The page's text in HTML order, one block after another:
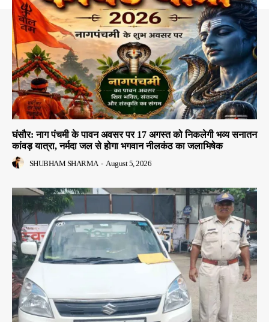
घंसौर: नाग पंचमी के पावन अवसर पर 17 अगस्त को निकलेगी भव्य सनातन
कांवड़ यात्रा, नर्मदा जल से होगा भगवान नीलकंठ का जलाभिषेक
SHUBHAM SHARMA - August 5, 2026